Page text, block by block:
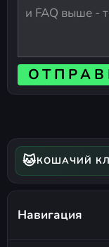
🐱КОШАЧИЙ
Навигация